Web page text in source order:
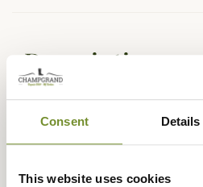
Consent Details
This website uses cookies
Description
La chemise Akkan d'Harkila est
qu'elle trouvera rapidement sa